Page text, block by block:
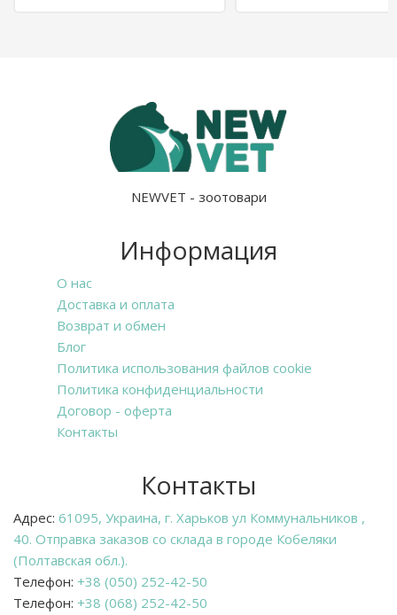
NEWVET - зоотовари
Информация
О нас
Доставка и оплата
Возврат и обмен
Блог
Политика использования файлов cookie
Политика конфиденциальности
Договор - оферта
Контакты
Контакты
Адрес: 61095, Украина, г. Харьков ул Коммунальников ,
40. Отправка заказов со склада в городе Кобеляки
(Полтавская обл.).
Телефон: +38 (050) 252-42-50
Телефон: +38 (068) 252-42-50